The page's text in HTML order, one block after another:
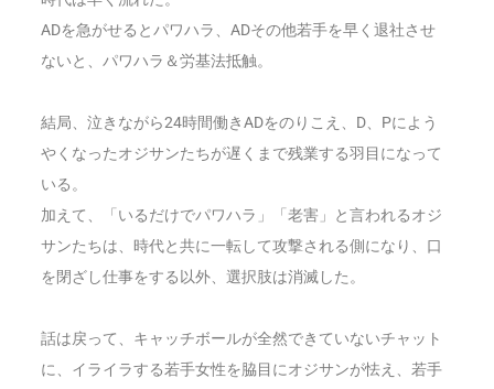
ADを急がせるとパワハラ、ADその他若手を早く退社させ
ないと、パワハラ＆労基法抵触。
結局、泣きながら24時間働きADをのりこえ、D、Pによう
やくなったオジサンたちが遅くまで残業する羽目になって
いる。
加えて、「いるだけでパワハラ」「老害」と言われるオジ
サンたちは、時代と共に一転して攻撃される側になり、口
を閉ざし仕事をする以外、選択肢は消滅した。
話は戻って、キャッチボールが全然できていないチャット
に、イライラする若手女性を脇目にオジサンが怯え、若手